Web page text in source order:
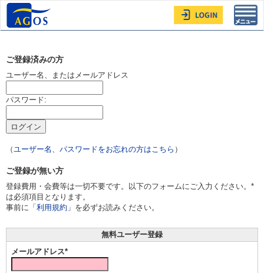
ご登録済みの方
ユーザー名、またはメールアドレス
パスワード:
（ユーザー名、パスワードをお忘れの方はこちら ）
ご登録が無い方
登録費用・会費等は一切不要です。以下のフォームにご入力ください。*
は必須項目となります。
事前に「 利用規約 」を必ずお読みください。
無料ユーザー登録
メールアドレス*